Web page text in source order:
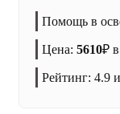
Помощь в
Цена: 5610₽
Рейтинг: 4.9